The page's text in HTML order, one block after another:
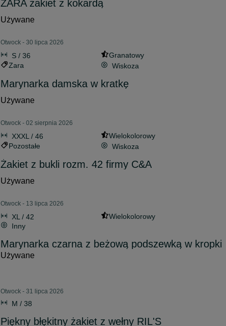
ZARA żakiet z kokardą
Używane
Otwock - 30 lipca 2026
S / 36
Granatowy
Zara
Wiskoza
Marynarka damska w kratkę
Używane
Otwock - 02 sierpnia 2026
XXXL / 46
Wielokolorowy
Pozostałe
Wiskoza
Żakiet z bukli rozm. 42 firmy C&A
Używane
Otwock - 13 lipca 2026
XL / 42
Wielokolorowy
Inny
Marynarka czarna z beżową podszewką w kropki
Używane
Otwock - 31 lipca 2026
M / 38
Piękny błękitny żakiet z wełny RIL'S